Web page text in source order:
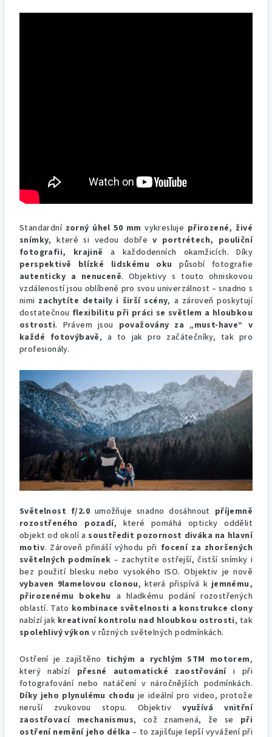
Standardní zorný úhel 50 mm vykresluje přirozené, živé
snímky, které si vedou dobřev portrétech, pouliční
fotografii, krajině a každodenních okamžicích. Díky
perspektivě blízké lidskému oku působí fotografie
autenticky a nenuceně. Objektivy s touto ohniskovou
vzdáleností jsou oblíbené pro svou univerzálnost – snadno s
nimi zachytíte detaily i širší scény, a zároveň poskytují
dostatečnou flexibilitu při práci se světlem a hloubkou
ostrosti. Právem jsou považovány za „must-have“ v
každé fotovýbavě, a to jak pro začátečníky, tak pro
profesionály.
Světelnost f/2.0umožňuje snadno dosáhnout příjemně
rozostřeného pozadí, které pomáhá opticky oddělit
objekt od okolí asoustředit pozornost diváka na hlavní
motiv. Zároveň přináší výhodu při focení za zhoršených
světelných podmínek – zachytíte ostřejší, čistší snímky i
bez použití blesku nebo vysokého ISO. Objektiv je nově
vybaven 9lamelovou clonou, která přispívá k jemnému,
přirozenému bokehu a hladkému podání rozostřených
oblastí. Tato kombinace světelnosti a konstrukce clony
nabízí jak kreativní kontrolu nad hloubkou ostrosti, tak
spolehlivý výkon v různých světelných podmínkách.
Ostření je zajištěno tichým a rychlým STM motorem,
který nabízí přesné automatické zaostřováníi při
fotografování nebo natáčení v náročnějších podmínkách.
Díky jeho plynulému chodu je ideální pro video, protože
neruší zvukovou stopu. Objektivvyužívá vnitřní
zaostřovací mechanismus, což znamená, že se při
ostření nemění jeho délka – to zajišťuje lepší vyvážení při